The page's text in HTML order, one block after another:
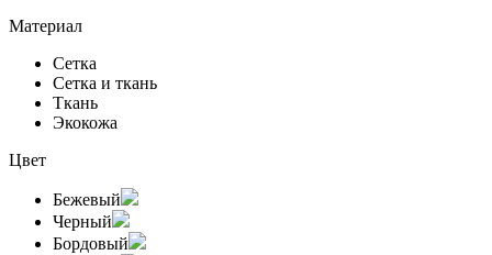
Материал
Сетка
Сетка и ткань
Ткань
Экокожа
Цвет
Бежевый
Черный
Бордовый